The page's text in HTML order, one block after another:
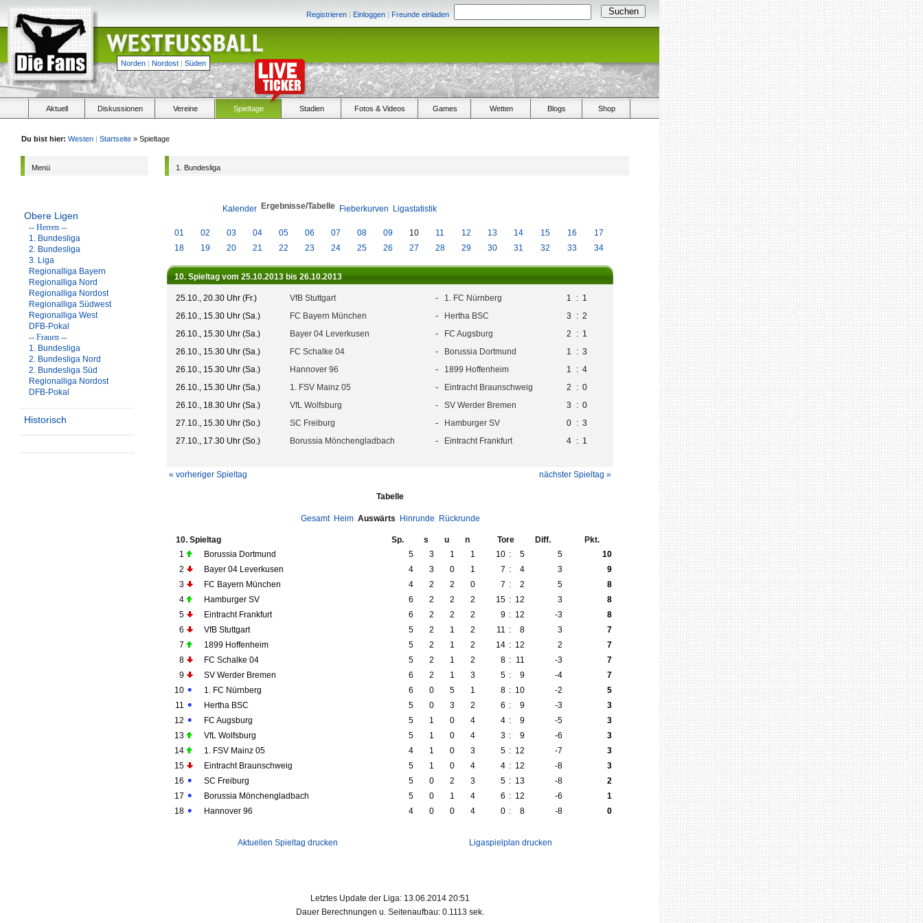
Registrieren | Einloggen | Freunde einladen
Norden | Nordost | Süden
Aktuell Diskussionen Vereine Spieltage Stadien Fotos & Videos Games Wetten Blogs Shop
Du bist hier: Westen | Startseite » Spieltage
Menü
Obere Ligen
-- Herren --
1. Bundesliga
2. Bundesliga
3. Liga
Regionalliga Bayern
Regionalliga Nord
Regionalliga Nordost
Regionalliga Südwest
Regionalliga West
DFB-Pokal
-- Frauen --
1. Bundesliga
2. Bundesliga Nord
2. Bundesliga Süd
Regionalliga Nordost
DFB-Pokal
Historisch
1. Bundesliga
Kalender Ergebnisse/Tabelle Fieberkurven Ligastatistik
01 02 03 04 05 06 07 08 09 10 11 12 13 14 15 16
17
18
19 20 21 22 23 24 25 26 27 28 29 30 31 32 33 34
10. Spieltag vom 25.10.2013 bis 26.10.2013
25.10., 20.30 Uhr (Fr.) VfB Stuttgart - 1. FC Nürnberg 1 : 1
26.10., 15.30 Uhr (Sa.)
FC Bayern München - Hertha BSC 3 : 2
26.10., 15.30 Uhr (Sa.)
Bayer 04 Leverkusen - FC Augsburg 2 : 1
26.10., 15.30 Uhr (Sa.)
FC Schalke 04 - Borussia Dortmund 1 : 3
26.10., 15.30 Uhr (Sa.)
Hannover 96 - 1899 Hoffenheim 1 : 4
26.10., 15.30 Uhr (Sa.)
1. FSV Mainz 05 - Eintracht Braunschweig 2 : 0
26.10., 18.30 Uhr (Sa.)
VfL Wolfsburg - SV Werder Bremen 3 : 0
27.10., 15.30 Uhr (So.)
SC Freiburg - Hamburger SV 0 : 3
27.10., 17.30 Uhr (So.)
Borussia Mönchengladbach - Eintracht Frankfurt 4 : 1
« vorheriger Spieltag nächster Spieltag »
Tabelle
Gesamt HeimAuswärts Hinrunde Rückrunde
10. Spieltag Sp. s u n Tore Diff.
Pkt.
1
Borussia Dortmund 5 3 1 1 10 : 5 5
10
2
Bayer 04 Leverkusen 4 3 0 1 7 : 4 3
9
3
FC Bayern München 4 2 2 0 7 : 2 5
8
4
Hamburger SV 6 2 2 2 15 : 12 3
8
5
Eintracht Frankfurt 6 2 2 2 9 : 12 -3
8
6
VfB Stuttgart 5 2 1 2 11 : 8 3
7
7
1899 Hoffenheim 5 2 1 2 14 : 12 2
7
8
FC Schalke 04 5 2 1 2 8 : 11 -3
7
9
SV Werder Bremen 6 2 1 3 5 : 9 -4
7
10
1. FC Nürnberg 6 0 5 1 8 : 10 -2
5
11
Hertha BSC 5 0 3 2 6 : 9 -3
3
12
FC Augsburg 5 1 0 4 4 : 9 -5
3
13
VfL Wolfsburg 5 1 0 4 3 : 9 -6
3
14
1. FSV Mainz 05 4 1 0 3 5 : 12 -7
3
15
Eintracht Braunschweig 5 1 0 4 4 : 12 -8
3
16
SC Freiburg 5 0 2 3 5 : 13 -8
2
17
Borussia Mönchengladbach 5 0 1 4 6 : 12 -6
1
18
Hannover 96 4 0 0 4 0 : 8 -8 0
Aktuellen Spieltag drucken Ligaspielplan drucken
Letztes Update der Liga: 13.06.2014 20:51
Dauer Berechnungen u. Seitenaufbau: 0.1113 sek.